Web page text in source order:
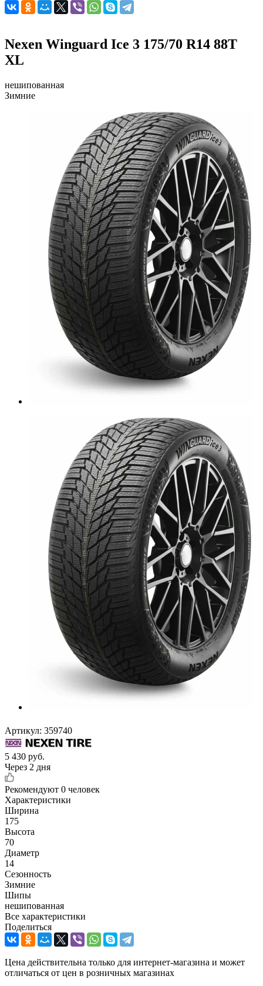
Nexen Winguard Ice 3 175/70 R14 88T
XL
нешипованная
Зимние
Артикул: 359740
5 430 руб.
Через 2 дня
Рекомендуют 0 человек
Характеристики
Ширина
175
Высота
70
Диаметр
14
Сезонность
Зимние
Шипы
нешипованная
Все характеристики
Поделиться
Цена действительна только для интернет-магазина и может
отличаться от цен в розничных магазинах